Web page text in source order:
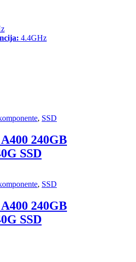
4.4GHz
, SSD
240GB
SSD
, SSD
240GB
SSD